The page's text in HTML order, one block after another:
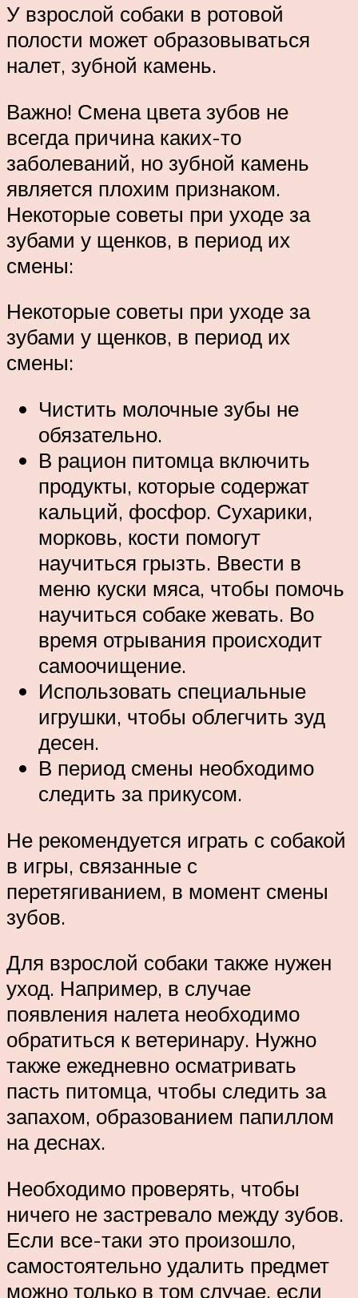
У взрослой собаки в ротовой
полости может образовываться
налет, зубной камень.
Важно! Смена цвета зубов не
всегда причина каких-то
заболеваний, но зубной камень
является плохим признаком.
Некоторые советы при уходе за
зубами у щенков, в период их
смены:
Некоторые советы при уходе за
зубами у щенков, в период их
смены:
Чистить молочные зубы не
обязательно.
В рацион питомца включить
продукты, которые содержат
кальций, фосфор. Сухарики,
морковь, кости помогут
научиться грызть. Ввести в
меню куски мяса, чтобы помочь
научиться собаке жевать. Во
время отрывания происходит
самоочищение.
Использовать специальные
игрушки, чтобы облегчить зуд
десен.
В период смены необходимо
следить за прикусом.
Не рекомендуется играть с собакой
в игры, связанные с
перетягиванием, в момент смены
зубов.
Для взрослой собаки также нужен
уход. Например, в случае
появления налета необходимо
обратиться к ветеринару. Нужно
также ежедневно осматривать
пасть питомца, чтобы следить за
запахом, образованием папиллом
на деснах.
Необходимо проверять, чтобы
ничего не застревало между зубов.
Если все-таки это произошло,
самостоятельно удалить предмет
можно только в том случае, если